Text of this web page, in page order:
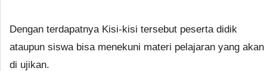
Dengan terdapatnya Kisi-kisi tersebut peserta didik
ataupun siswa bisa menekuni materi pelajaran yang akan
di ujikan.